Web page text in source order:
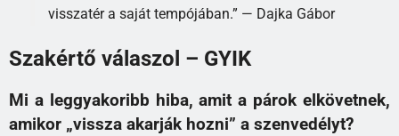
visszatér a saját tempójában.” — Dajka Gábor
Szakértő válaszol – GYIK
Mi a leggyakoribb hiba, amit a párok elkövetnek,
amikor „vissza akarják hozni” a szenvedélyt?